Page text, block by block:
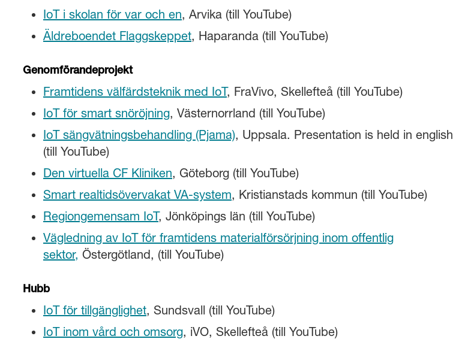
IoT i skolan för var och en, Arvika (till YouTube)
Äldreboendet Flaggskeppet, Haparanda (till YouTube)
Genomförandeprojekt
Framtidens välfärdsteknik med IoT, FraVivo, Skellefteå (till YouTube)
IoT för smart snöröjning, Västernorrland (till YouTube)
IoT sängvätningsbehandling (Pjama), Uppsala. Presentation is held in english
(till YouTube)
Den virtuella CF Kliniken, Göteborg (till YouTube)
Smart realtidsövervakat VA-system, Kristianstads kommun (till YouTube)
Regiongemensam IoT, Jönköpings län (till YouTube)
Vägledning av IoT för framtidens materialförsörjning inom offentlig
sektor, Östergötland, (till YouTube)
Hubb
IoT för tillgänglighet, Sundsvall (till YouTube)
IoT inom vård och omsorg, iVO, Skellefteå (till YouTube)